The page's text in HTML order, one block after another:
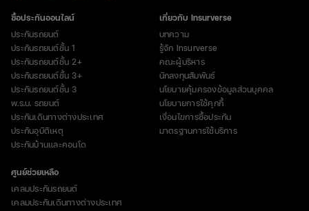
ซื้อประกันออนไลน์
ประกันรถยนต์
ประกันรถยนต์ชั้น 1
ประกันรถยนต์ชั้น 2+
ประกันรถยนต์ชั้น 3+
ประกันรถยนต์ชั้น 3
พ.ร.บ. รถยนต์
ประกันเดินทางต่างประเทศ
ประกันอุบัติเหตุ
ประกันบ้านและคอนโด
เกี่ยวกับ Insurverse
บทความ
รู้จัก Insurverse
คณะผู้บริหาร
นักลงทุนสัมพันธ์
นโยบายคุ้มครองข้อมูลส่วนบุคคล
นโยบายการใช้คุกกี้
เงื่อนไขการซื้อประกัน
มาตรฐานการใช้บริการ
ศูนย์ช่วยเหลือ
เคลมประกันรถยนต์
เคลมประกันเดินทางต่างประเทศ